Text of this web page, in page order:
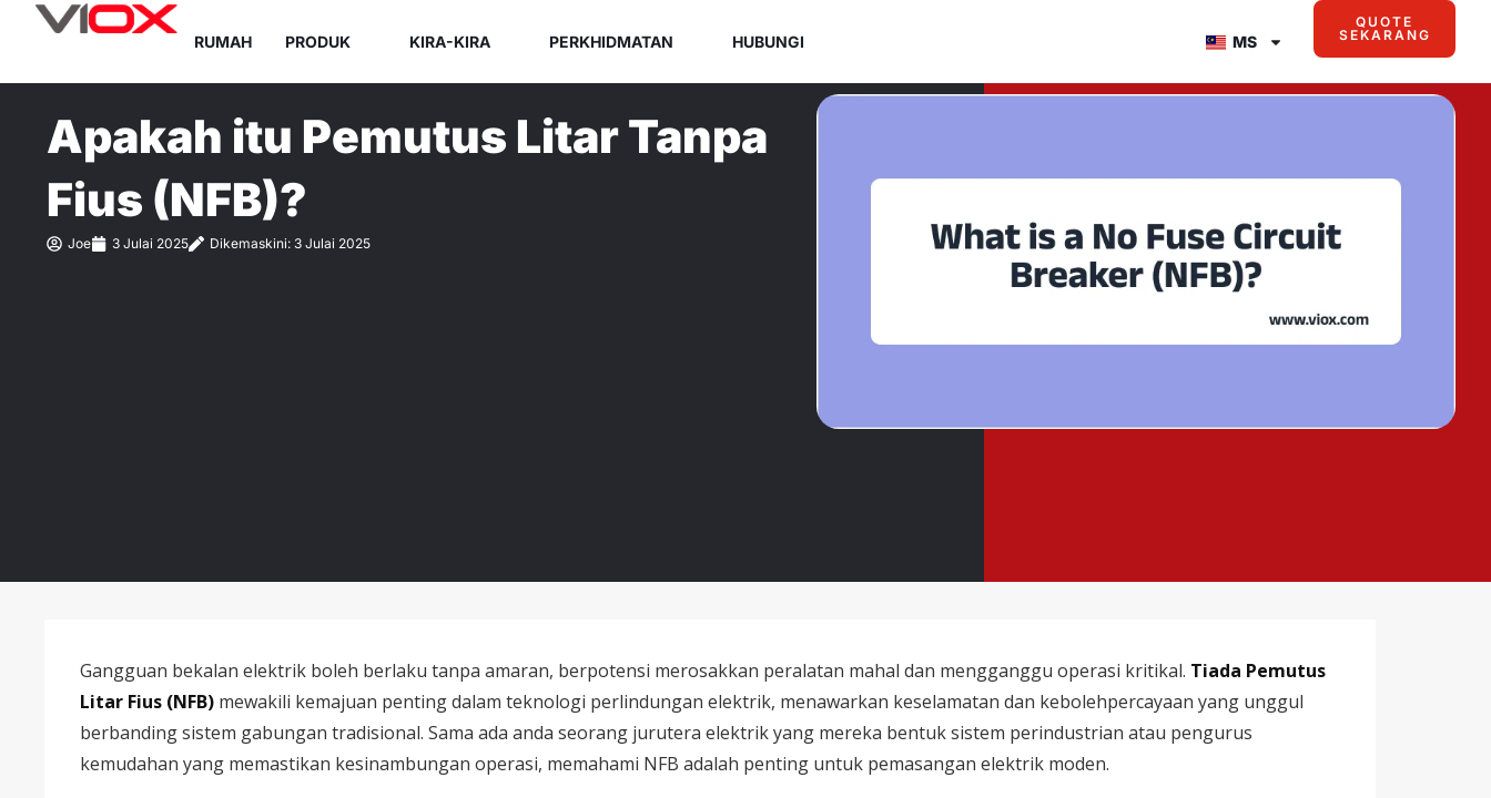
Lompat
kandungan
RUMAH PRODUK KIRA-KIRA PERKHIDMATAN HUBUNGI MS
QUOTE
SEKARANG
Apakah itu Pemutus Litar Tanpa
Fius (NFB)?
Joe 3 Julai 2025 Dikemaskini: 3 Julai 2025
Gangguan bekalan elektrik boleh berlaku tanpa amaran, berpotensi merosakkan peralatan mahal dan mengganggu operasi kritikal. Tiada Pemutus
Litar Fius (NFB) mewakili kemajuan penting dalam teknologi perlindungan elektrik, menawarkan keselamatan dan kebolehpercayaan yang unggul
berbanding sistem gabungan tradisional. Sama ada anda seorang jurutera elektrik yang mereka bentuk sistem perindustrian atau pengurus
kemudahan yang memastikan kesinambungan operasi, memahami NFB adalah penting untuk pemasangan elektrik moden.